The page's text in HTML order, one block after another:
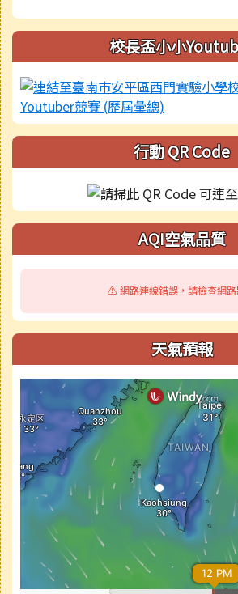
校長盃小小
行動 QR Code
AQI空氣品質
⚠️ 網路連線錯誤，請檢查網
天氣預報